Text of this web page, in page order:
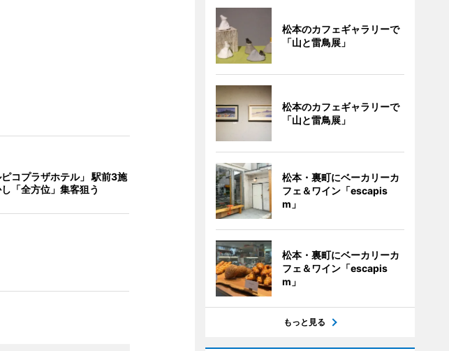
コプラザホテル」 駅前3施
「全方位」集客狙う
松本のカフェギャラリーで
「山と雷鳥展」
松本のカフェギャラリーで
「山と雷鳥展」
松本・裏町にベーカリーカ
フェ＆ワイン「escapis
m」
松本・裏町にベーカリーカ
フェ＆ワイン「escapis
m」
もっと見る